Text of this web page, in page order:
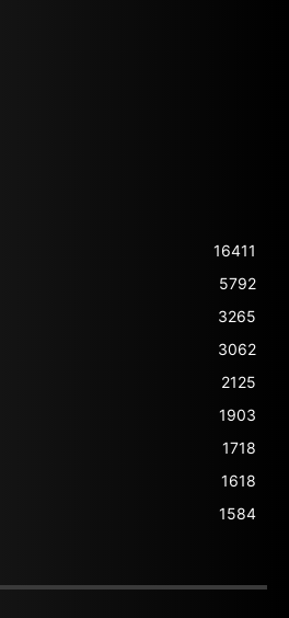
16411
5792
3265
3062
2125
1903
1718
1618
1584